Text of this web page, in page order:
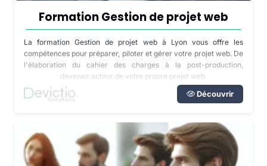
Formation Gestion de projet web
La formation Gestion de projet web à Lyon vous offre les
compétences pour préparer, piloter et gérer votre projet web. De
l'élaboration du cahier des charges à la post-production,
devenez acteur de votre propre projet web.
Découvrir